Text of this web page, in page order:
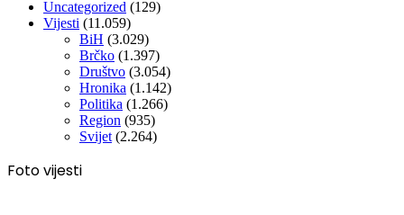
Uncategorized (129)
Vijesti (11.059)
BiH (3.029)
Brčko (1.397)
Društvo (3.054)
Hronika (1.142)
Politika (1.266)
Region (935)
Svijet (2.264)
Foto vijesti